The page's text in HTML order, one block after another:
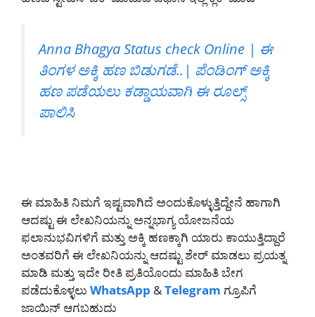
Anna Bhagya Status check Online | ಈ
ತಿಂಗಳ ಅಕ್ಕಿ ಹಣ ಬಿಡುಗಡೆ..| ಪೆಂಡಿಂಗ್ ಅಕ್ಕಿ
ಹಣ ಪಡೆಯಲು ಕಡ್ಡಾಯವಾಗಿ ಈ ರೂಲ್ಸ್
ಪಾಲಿಸಿ
ಈ ಮಾಹಿತಿ ನಿಮಗೆ ಇಷ್ಟವಾಗಿದೆ ಅಂದುಕೊಳ್ಳುತ್ತಿದ್ದೇನೆ ಹಾಗಾಗಿ
ಆದಷ್ಟು ಈ ಲೇಖನಿಯನ್ನು ಅನ್ನಭಾಗ್ಯ ಯೋಜನೆಯ
ಫಲಾನುಭವಿಗಳಿಗೆ ಮತ್ತು ಅಕ್ಕಿ ಹಣಕ್ಕಾಗಿ ಯಾರು ಕಾಯುತ್ತಿದ್ದಾರೆ
ಅಂತವರಿಗೆ ಈ ಲೇಖನಿಯನ್ನು ಆದಷ್ಟು ಶೇರ್ ಮಾಡಲು ಪ್ರಯತ್ನ
ಮಾಡಿ ಮತ್ತು ಇದೇ ರೀತಿ ಪ್ರತಿಯೊಂದು ಮಾಹಿತಿ ಬೇಗ
ಪಡೆದುಕೊಳ್ಳಲು WhatsApp &Telegram ಗ್ರೂಪಿಗೆ
ಜಾಯಿನ್ ಆಗಬಹುದು